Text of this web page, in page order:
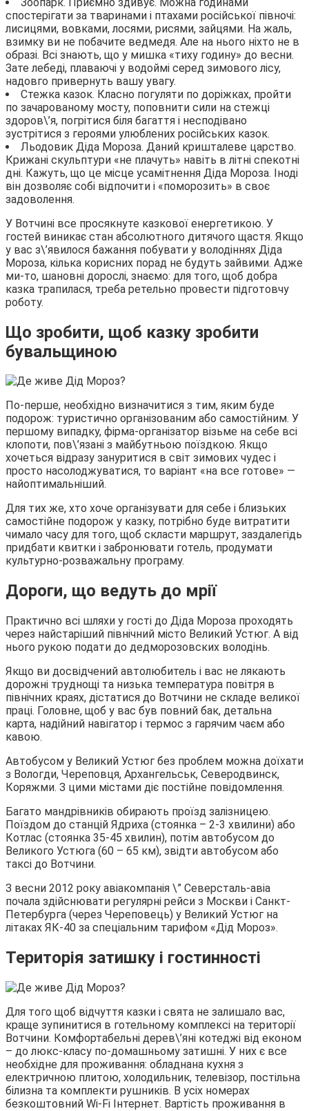
спостерігати за тваринами і птахами російської півночі:
лисицями, вовками, лосями, рисями, зайцями. На жаль,
взимку ви не побачите ведмедя. Але на нього ніхто не в
образі. Всі знають, що у мишка «тиху годину» до весни.
Зате лебеді, плаваючі у водоймі серед зимового лісу,
надовго привернуть вашу увагу.
Стежка казок. Класно погуляти по доріжках, пройти
по зачарованому мосту, поповнити сили на стежці
здоров\’я, погрітися біля багаття і несподівано
зустрітися з героями улюблених російських казок.
Льодовик Діда Мороза. Даний кришталеве царство.
Крижані скульптури «не плачуть» навіть в літні спекотні
дні. Кажуть, що це місце усамітнення Діда Мороза. Іноді
він дозволяє собі відпочити і «поморозить» в своє
задоволення.
У Вотчині все просякнуте казкової енергетикою. У
гостей виникає стан абсолютного дитячого щастя. Якщо
у вас з\’явилося бажання побувати у володіннях Діда
Мороза, кілька корисних порад не будуть зайвими. Адже
ми-то, шановні дорослі, знаємо: для того, щоб добра
казка трапилася, треба ретельно провести підготовчу
роботу.
Що зробити, щоб казку зробити
бувальщиною
По-перше, необхідно визначитися з тим, яким буде
подорож: туристично організованим або самостійним. У
першому випадку, фірма-організатор візьме на себе всі
клопоти, пов\’язані з майбутньою поїздкою. Якщо
хочеться відразу зануритися в світ зимових чудес і
просто насолоджуватися, то варіант «на все готове» —
найоптимальніший.
Для тих же, хто хоче організувати для себе і близьких
самостійне подорож у казку, потрібно буде витратити
чимало часу для того, щоб скласти маршрут, заздалегідь
придбати квитки і забронювати готель, продумати
культурно-розважальну програму.
Дороги, що ведуть до мрії
Практично всі шляхи у гості до Діда Мороза проходять
через найстаріший північний місто Великий Устюг. А від
нього рукою подати до дедморозовских володінь.
Якщо ви досвідчений автолюбитель і вас не лякають
дорожні труднощі та низька температура повітря в
північних краях, дістатися до Вотчини не складе великої
праці. Головне, щоб у вас був повний бак, детальна
карта, надійний навігатор і термос з гарячим чаєм або
кавою.
Автобусом у Великий Устюг без проблем можна доїхати
з Вологди, Череповця, Архангельськ, Северодвинск,
Коряжми. З цими містами діє постійне повідомлення.
Багато мандрівників обирають проїзд залізницею.
Поїздом до станцій Ядриха (стоянка – 2-3 хвилини) або
Котлас (стоянка 35-45 хвилин), потім автобусом до
Великого Устюга (60 – 65 км), звідти автобусом або
таксі до Вотчини.
З весни 2012 року авіакомпанія \” Северсталь-авіа
почала здійснювати регулярні рейси з Москви і Санкт-
Петербурга (через Череповець) у Великий Устюг на
літаках ЯК-40 за спеціальним тарифом «Дід Мороз».
Територія затишку і гостинності
Для того щоб відчуття казки і свята не залишало вас,
краще зупинитися в готельному комплексі на території
Вотчини. Комфортабельні дерев\’яні котеджі від економ
– до люкс-класу по-домашньому затишні. У них є все
необхідне для проживання: обладнана кухня з
електричною плитою, холодильник, телевізор, постільна
білизна та комплекти рушників. В усіх номерах
безкоштовний Wi-Fi Інтернет. Вартість проживання в